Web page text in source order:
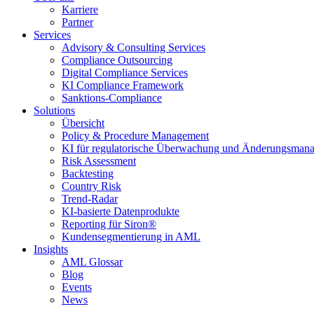
Karriere
Partner
Services
Advisory & Consulting Services
Compliance Outsourcing
Digital Compliance Services
KI Compliance Framework
Sanktions-Compliance
Solutions
Übersicht
Policy & Procedure Management
KI für regulatorische Überwachung und
Risk Assessment
Backtesting
Country Risk
Trend-Radar
KI-basierte Datenprodukte
Reporting für Siron®
Kundensegmentierung in AML
Insights
AML Glossar
Blog
Events
News